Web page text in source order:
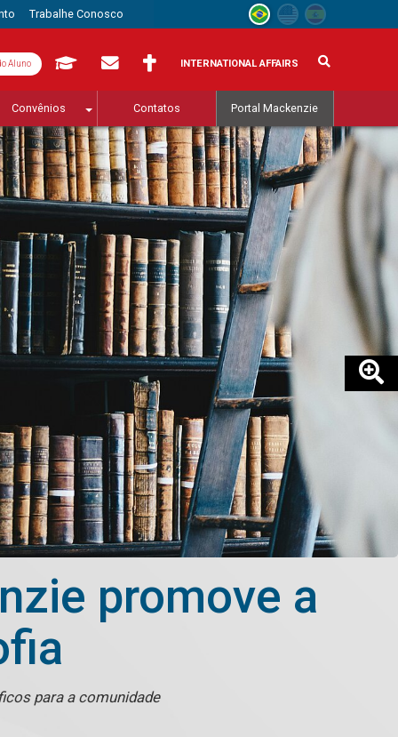
Trabalhe Conosco
Aluno INTERNATIONAL AFFAIRS
Convênios Contatos Portal Mackenzie
promove a
para a comunidade